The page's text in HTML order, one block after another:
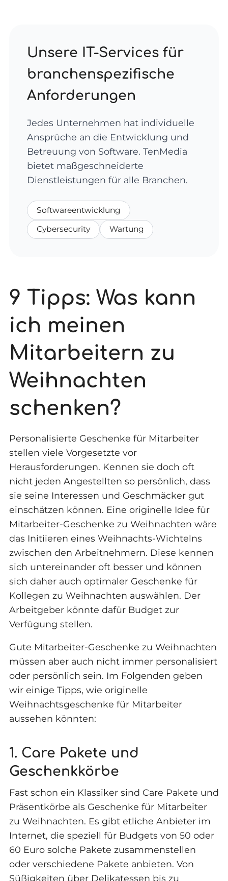
Unsere IT-Services für
branchenspezifische
Anforderungen
Jedes Unternehmen hat individuelle
Ansprüche an die Entwicklung und
Betreuung von Software. TenMedia
bietet maßgeschneiderte
Dienstleistungen für alle Branchen.
Softwareentwicklung
Cybersecurity
Wartung
9 Tipps: Was kann
ich meinen
Mitarbeitern zu
Weihnachten
schenken?
Personalisierte Geschenke für Mitarbeiter
stellen viele Vorgesetzte vor
Herausforderungen. Kennen sie doch oft
nicht jeden Angestellten so persönlich, dass
sie seine Interessen und Geschmäcker gut
einschätzen können. Eine originelle Idee für
Mitarbeiter-Geschenke zu Weihnachten wäre
das Initiieren eines Weihnachts-Wichtelns
zwischen den Arbeitnehmern. Diese kennen
sich untereinander oft besser und können
sich daher auch optimaler Geschenke für
Kollegen zu Weihnachten auswählen. Der
Arbeitgeber könnte dafür Budget zur
Verfügung stellen.
Gute Mitarbeiter-Geschenke zu Weihnachten
müssen aber auch nicht immer personalisiert
oder persönlich sein. Im Folgenden geben
wir einige Tipps, wie originelle
Weihnachtsgeschenke für Mitarbeiter
aussehen könnten:
1. Care Pakete und
Geschenkkörbe
Fast schon ein Klassiker sind Care Pakete und
Präsentkörbe als Geschenke für Mitarbeiter
zu Weihnachten. Es gibt etliche Anbieter im
Internet, die speziell für Budgets von 50 oder
60 Euro solche Pakete zusammenstellen
oder verschiedene Pakete anbieten. Von
Süßigkeiten über Delikatessen bis zu